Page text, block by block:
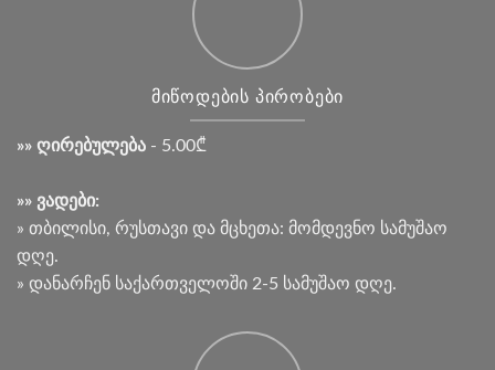
ᲛᲘᲬᲝᲓᲔᲑᲘᲡ ᲞᲘᲠᲝᲑᲔᲑᲘ
»» ღირებულება - 5.00₾
»» ვადები:
» თბილისი, რუსთავი და მცხეთა: მომდევნო სამუშაო
დღე.
» დანარჩენ საქართველოში 2-5 სამუშაო დღე.